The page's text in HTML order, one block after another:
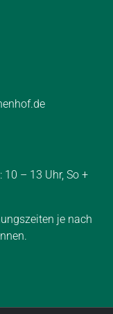
10 – 13 Uhr, So +
je nach